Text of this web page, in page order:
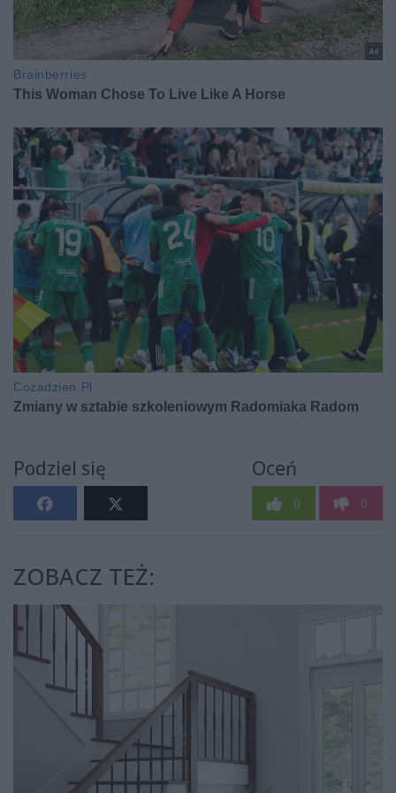
Podziel się Oceń
0 0
ZOBACZ TEŻ: